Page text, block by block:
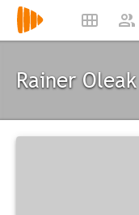
Rainer Oleak